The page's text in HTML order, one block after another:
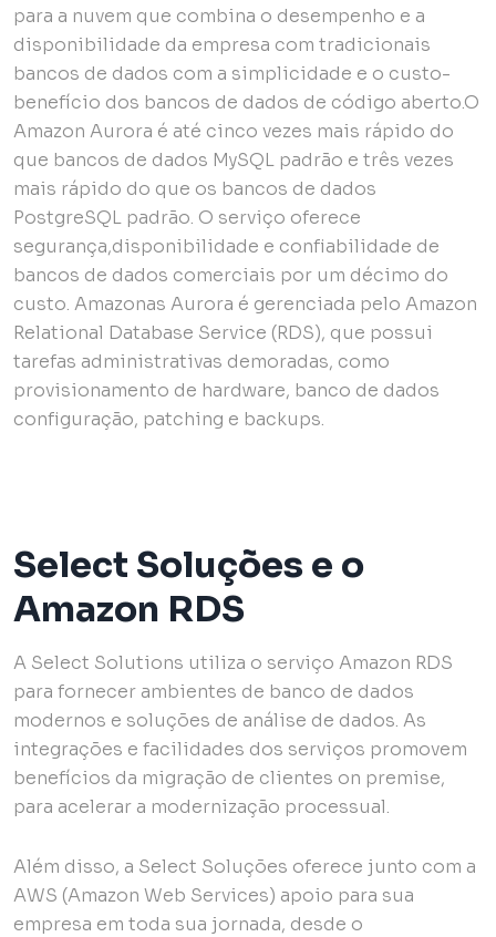
para a nuvem que combina o desempenho e a
disponibilidade da empresa com tradicionais
bancos de dados com a simplicidade e o custo-
benefício dos bancos de dados de código aberto.O
Amazon Aurora é até cinco vezes mais rápido do
que bancos de dados MySQL padrão e três vezes
mais rápido do que os bancos de dados
PostgreSQL padrão. O serviço oferece
segurança,disponibilidade e confiabilidade de
bancos de dados comerciais por um décimo do
custo. Amazonas Aurora é gerenciada pelo Amazon
Relational Database Service (RDS), que possui
tarefas administrativas demoradas, como
provisionamento de hardware, banco de dados
configuração, patching e backups.
Select Soluções e o
Amazon RDS
A Select Solutions utiliza o serviço Amazon RDS
para fornecer ambientes de banco de dados
modernos e soluções de análise de dados. As
integrações e facilidades dos serviços promovem
benefícios da migração de clientes on premise,
para acelerar a modernização processual.
Além disso, a Select Soluções oferece junto com a
AWS (Amazon Web Services) apoio para sua
empresa em toda sua jornada, desde o